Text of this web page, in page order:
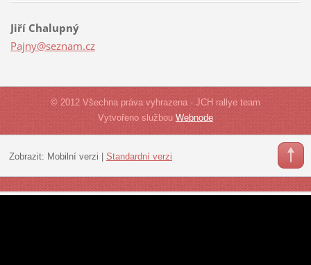
Jiří Chalupný
Pajny@seznam.cz
© 2012 Všechna práva vyhrazena - JCH rallye team
Vytvořeno službou Webnode
Zobrazit: Mobilní verzi Standardní verzi